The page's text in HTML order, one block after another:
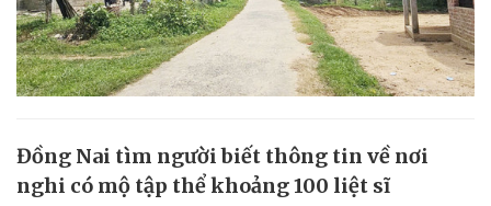
Đồng Nai tìm người biết thông tin về nơi
nghi có mộ tập thể khoảng 100 liệt sĩ